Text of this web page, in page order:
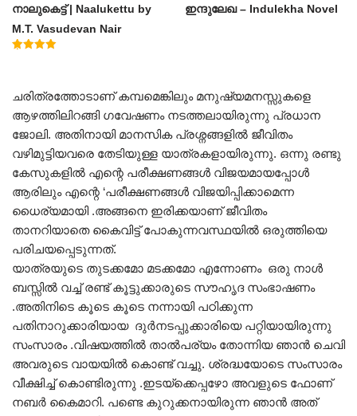
നാലുകെട്ട് | Naalukettu by
M.T. Vasudevan Nair
ഇന്ദുലേഖ – Indulekha Novel
ചരിത്രത്തോടാണ് കമ്പമെങ്കിലും മനുഷ്യമനസ്സുകളെ
ആഴത്തിലിറങ്ങി ഗവേഷണം നടത്തലായിരുന്നു പ്രധാന
ജോലി. അതിനായി മാനസിക പ്രശ്നങ്ങളിൽ ജീവിതം
വഴിമുട്ടിയവരെ തേടിയുള്ള യാത്രകളായിരുന്നു. ഒന്നു രണ്ടു
കേസുകളിൽ എന്റെ പരീക്ഷണങ്ങൾ വിജയമായപ്പോൾ
ആരിലും എന്റെ ‘പരീക്ഷണങ്ങൾ വിജയിപ്പിക്കാമെന്ന
ധൈര്യമായി .അങ്ങനെ ഇരിക്കയാണ് ജീവിതം
താനറിയാതെ കൈവിട്ട് പോകുന്നവസ്ഥയിൽ ഒരുത്തിയെ
പരിചയപ്പെടുന്നത്.
യാത്രയുടെ തുടക്കമോ മടക്കമോ എന്നോണം ഒരു നാൾ
ബസ്സിൽ വച്ച് രണ്ട് കൂട്ടുക്കാരുടെ സൗഹൃദ സംഭാഷണം
.അതിനിടെ കൂടെ കൂടെ നന്നായി പഠിക്കുന്ന
പതിനാറുക്കാരിയായ ദുർനടപ്പുക്കാരിയെ പറ്റിയായിരുന്നു
സംസാരം .വിഷയത്തിൽ താൽപര്യം തോന്നിയ ഞാൻ ചെവി
അവരുടെ വായയിൽ കൊണ്ട് വച്ചു. ശ്രദ്ധയോടെ സംസാരം
വീക്ഷിച്ച് കൊണ്ടിരുന്നു .ഇടയ്ക്കെപ്പഴോ അവളുടെ ഫോണ്
നബർ കൈമാറി. പണ്ടെ കുറുക്കനായിരുന്ന ഞാൻ അത്